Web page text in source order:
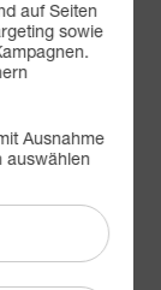
auf Seiten
sowie
Ausnahme
auswählen